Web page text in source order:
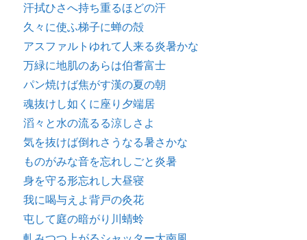
汗拭ひさへ持ち重るほどの汗
久々に使ふ梯子に蝉の殻
アスファルトゆれて人来る炎暑かな
万緑に地肌のあらは伯耆富士
パン焼けば焦がす漢の夏の朝
魂抜けし如くに座り夕端居
滔々と水の流るる涼しさよ
気を抜けば倒れさうなる暑さかな
ものがみな音を忘れしごと炎暑
身を守る形忘れし大昼寝
我に喝与えよ背戸の灸花
屯して庭の暗がり川蜻蛉